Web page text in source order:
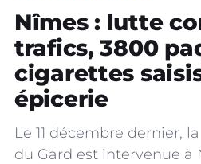
Nîmes : lutte
trafics, 3800
cigarettes
épicerie
Le 11 décembre dernier,
du Gard est intervenue à